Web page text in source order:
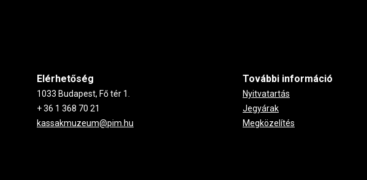
Elérhetőség
1033 Budapest, Fő tér 1.
+ 36 1 368 70 21
kassakmuzeum@pim.hu
További információ
Nyitvatartás
Jegyárak
Megközelítés